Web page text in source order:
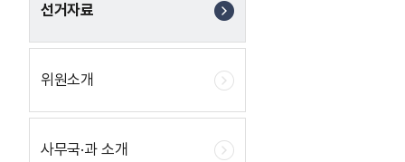
선거자료
위원소개
사무국·과 소개